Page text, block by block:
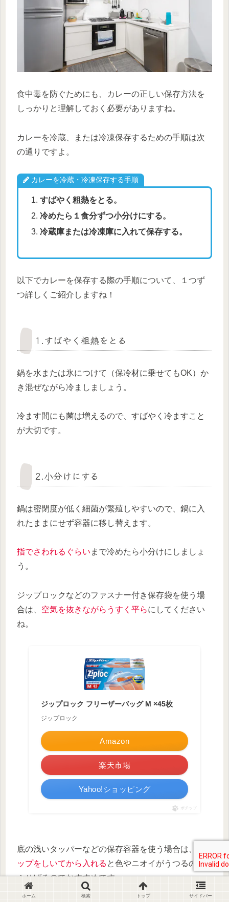
食中毒を防ぐためにも、カレーの正しい保存方法を
しっかりと理解しておく必要がありますね。
カレーを冷蔵、または冷凍保存するための手順は次
の通りですよ。
カレーを冷蔵・冷凍保存する手順
すばやく粗熱をとる。
冷めたら１食分ずつ小分けにする。
冷蔵庫または冷凍庫に入れて保存する。
以下でカレーを保存する際の手順について、１つず
つ詳しくご紹介しますね！
1.すばやく粗熱をとる
鍋を水または氷につけて（保冷材に乗せてもOK）か
き混ぜながら冷ましましょう。
冷ます間にも菌は増えるので、すばやく冷ますこと
が大切です。
2.小分けにする
鍋は密閉度が低く細菌が繁殖しやすいので、鍋に入
れたままにせず容器に移し替えます。
指でさわれるぐらい まで冷めたら小分けにしましょ
う。
ジップロックなどのファスナー付き保存袋を使う場
合は、 空気を抜きながらうすく平らにしてください
ね。
ジップロック フリーザーバッグ M ×45枚
ジップロック
Amazon
楽天市場
Yahoo!ショッピング
ポチップ
底の浅いタッパーなどの保存容器を使う場合は、
ップをしいてから入れる と色やニオイがうつるのを
ふせげるのでおすすめです。
ホーム 検索 トップ サイドバー